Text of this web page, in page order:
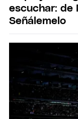
escuchar: de
Señálemelo